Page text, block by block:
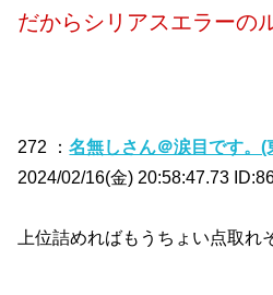
だからシリアスエラーの
272 ：名無しさん＠涙目です。
2024/02/16(金) 20:58:47.73
上位詰めればもうちょい点取れ